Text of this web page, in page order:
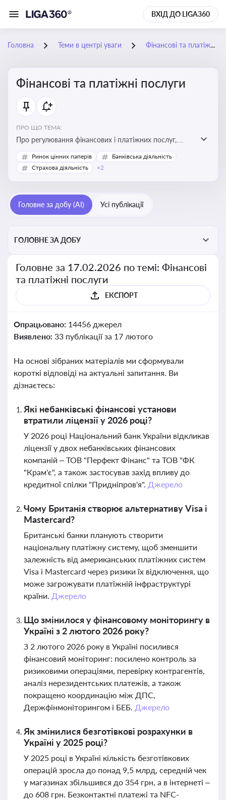
ВХІД ДО LIGA360
Головна Теми в центрі уваги Фінансові та платіжні послуги
Фінансові та платіжні послуги
ПРО ЩО ТЕМА:
Про регулювання фінансових і платіжних послуг,
управління коштами, приймання платежів та
дотримання ліцензійних вимог
Ринок цінних паперів
Банківська діяльність
Страхова діяльність
+2
Головне за добу (AI) Усі публікації
ГОЛОВНЕ ЗА ДОБУ
Головне за 17.02.2026 по темі: Фінансові
та платіжні послуги
ЕКСПОРТ
Опрацьовано: 14456 джерел
Виявлено: 33 публікації за 17 лютого
На основі зібраних матеріалів ми сформували
короткі відповіді на актуальні запитання. Ви
дізнаєтесь:
Які небанківські фінансові установи
втратили ліцензії у 2026 році?
У 2026 році Національний банк України відкликав
ліцензії у двох небанківських фінансових
компаній – ТОВ "Перфект Фінанс" та ТОВ "ФК
"Крам'є", а також застосував захід впливу до
кредитної спілки "Придніпров'я". Джерело
Чому Британія створює альтернативу Visa і
Mastercard?
Британські банки планують створити
національну платіжну систему, щоб зменшити
залежність від американських платіжних систем
Visa і Mastercard через ризики їх відключення, що
може загрожувати платіжній інфраструктурі
країни. Джерело
Що змінилося у фінансовому моніторингу в
Україні з 2 лютого 2026 року?
З 2 лютого 2026 року в Україні посилився
фінансовий моніторинг: посилено контроль за
ризиковими операціями, перевірку контрагентів,
аналіз нерезидентських платежів, а також
покращено координацію між ДПС,
Держфінмоніторингом і БЕБ. Джерело
Як змінилися безготівкові розрахунки в
Україні у 2025 році?
У 2025 році в Україні кількість безготівкових
операцій зросла до понад 9,5 млрд, середній чек
у магазинах збільшився до 354 грн, а в інтернеті –
до 608 грн. Безконтактні платежі та NFC-